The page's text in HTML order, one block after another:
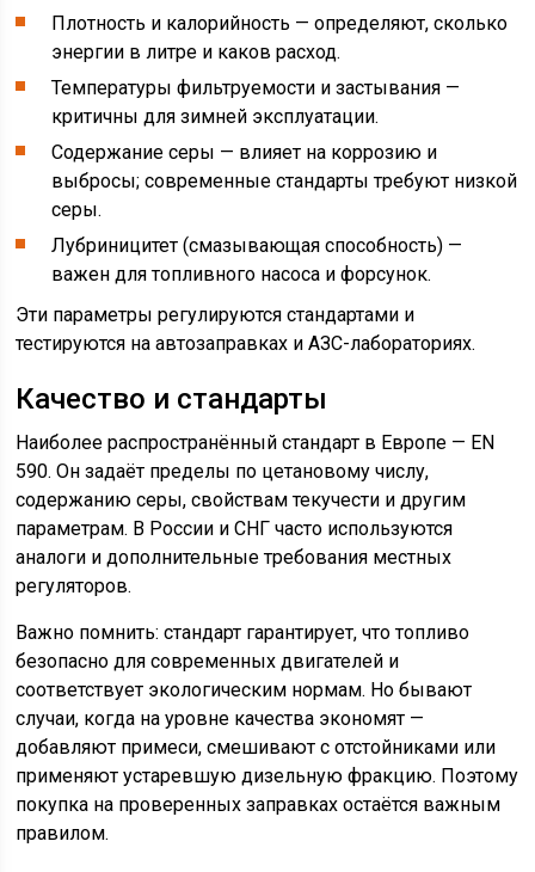
Плотность и калорийность — определяют, сколько
энергии в литре и каков расход.
Температуры фильтруемости и застывания —
критичны для зимней эксплуатации.
Содержание серы — влияет на коррозию и
выбросы; современные стандарты требуют низкой
серы.
Лубриницитет (смазывающая способность) —
важен для топливного насоса и форсунок.
Эти параметры регулируются стандартами и
тестируются на автозаправках и АЗС-лабораториях.
Качество и стандарты
Наиболее распространённый стандарт в Европе — EN
590. Он задаёт пределы по цетановому числу,
содержанию серы, свойствам текучести и другим
параметрам. В России и СНГ часто используются
аналоги и дополнительные требования местных
регуляторов.
Важно помнить: стандарт гарантирует, что топливо
безопасно для современных двигателей и
соответствует экологическим нормам. Но бывают
случаи, когда на уровне качества экономят —
добавляют примеси, смешивают с отстойниками или
применяют устаревшую дизельную фракцию. Поэтому
покупка на проверенных заправках остаётся важным
правилом.